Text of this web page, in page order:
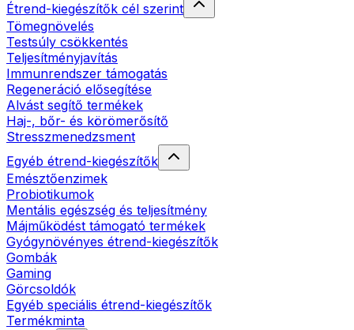
Étrend-kiegészítők cél szerint
Tömegnövelés
Testsúly csökkentés
Teljesítményjavítás
Immunrendszer támogatás
Regeneráció elősegítése
Alvást segítő termékek
Haj-, bőr- és körömerősítő
Stresszmenedzsment
Egyéb étrend-kiegészítők
Emésztőenzimek
Probiotikumok
Mentális egészség és teljesítmény
Májműködést támogató termékek
Gyógynövényes étrend-kiegészítők
Gombák
Gaming
Görcsoldók
Egyéb speciális étrend-kiegészítők
Termékminta